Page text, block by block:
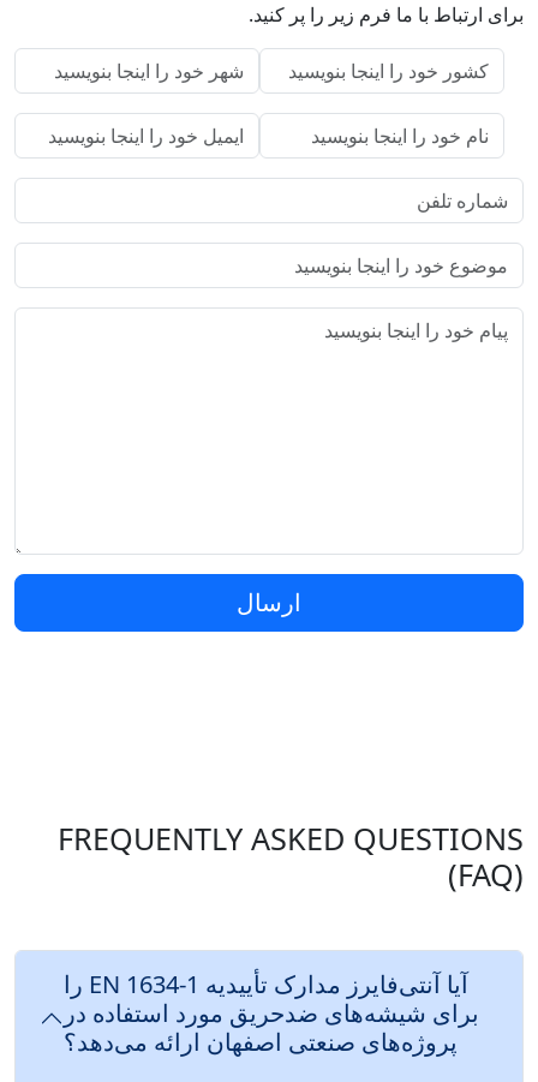
برای ارتباط با ما فرم زیر را پر کنید.
ارسال
FREQUENTLY ASKED QUESTIONS
(FAQ)
آیا آنتی‌فایرز مدارک تأییدیه EN 1634-1 را
برای شیشه‌های ضدحریق مورد استفاده در
پروژه‌های صنعتی اصفهان ارائه می‌دهد؟